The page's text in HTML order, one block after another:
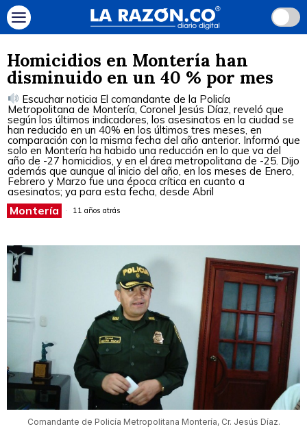
Homicidios en Montería han
disminuido en un 40 % por mes
Escuchar noticia El comandante de la Policía
Metropolitana de Montería, Coronel Jesús Díaz, reveló que
según los últimos indicadores, los asesinatos en la ciudad se
han reducido en un 40% en los últimos tres meses, en
comparación con la misma fecha del año anterior. Informó que
solo en Montería ha habido una reducción en lo que va del
año de -27 homicidios, y en el área metropolitana de -25. Dijo
además que aunque al inicio del año, en los meses de Enero,
Febrero y Marzo fue una época crítica en cuanto a
asesinatos; ya para esta fecha, desde Abril
Montería 11 años atrás
Comandante de Policía Metropolitana Montería, Cr. Jesús Díaz.